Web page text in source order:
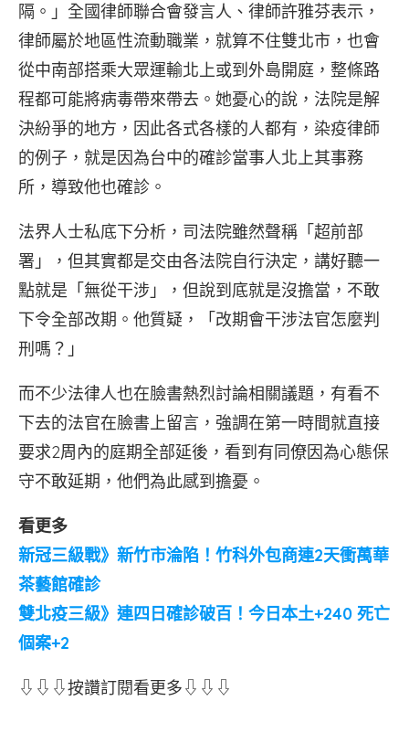
隔。」全國律師聯合會發言人、律師許雅芬表示，
律師屬於地區性流動職業，就算不住雙北市，也會
從中南部搭乘大眾運輸北上或到外島開庭，整條路
程都可能將病毒帶來帶去。她憂心的說，法院是解
決紛爭的地方，因此各式各樣的人都有，染疫律師
的例子，就是因為台中的確診當事人北上其事務
所，導致他也確診。
法界人士私底下分析，司法院雖然聲稱「超前部
署」，但其實都是交由各法院自行決定，講好聽一
點就是「無從干涉」，但說到底就是沒擔當，不敢
下令全部改期。他質疑，「改期會干涉法官怎麼判
刑嗎？」
而不少法律人也在臉書熱烈討論相關議題，有看不
下去的法官在臉書上留言，強調在第一時間就直接
要求2周內的庭期全部延後，看到有同僚因為心態保
守不敢延期，他們為此感到擔憂。
看更多
新冠三級戰》新竹市淪陷！竹科外包商連2天衝萬華
茶藝館確診
雙北疫三級》連四日確診破百！今日本土+240 死亡
個案+2
⇩⇩⇩按讚訂閱看更多⇩⇩⇩